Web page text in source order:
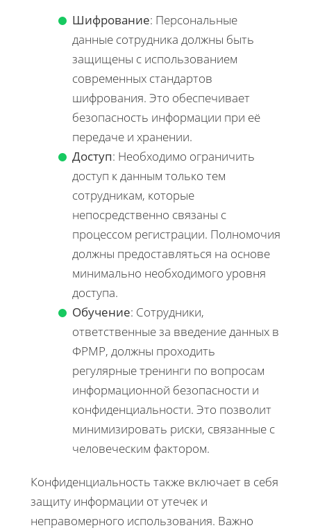
Шифрование: Персональные
данные сотрудника должны быть
защищены с использованием
современных стандартов
шифрования. Это обеспечивает
безопасность информации при её
передаче и хранении.
Доступ: Необходимо ограничить
доступ к данным только тем
сотрудникам, которые
непосредственно связаны с
процессом регистрации. Полномочия
должны предоставляться на основе
минимально необходимого уровня
доступа.
Обучение: Сотрудники,
ответственные за введение данных в
ФРМР, должны проходить
регулярные тренинги по вопросам
информационной безопасности и
конфиденциальности. Это позволит
минимизировать риски, связанные с
человеческим фактором.
Конфиденциальность также включает в себя
защиту информации от утечек и
неправомерного использования. Важно